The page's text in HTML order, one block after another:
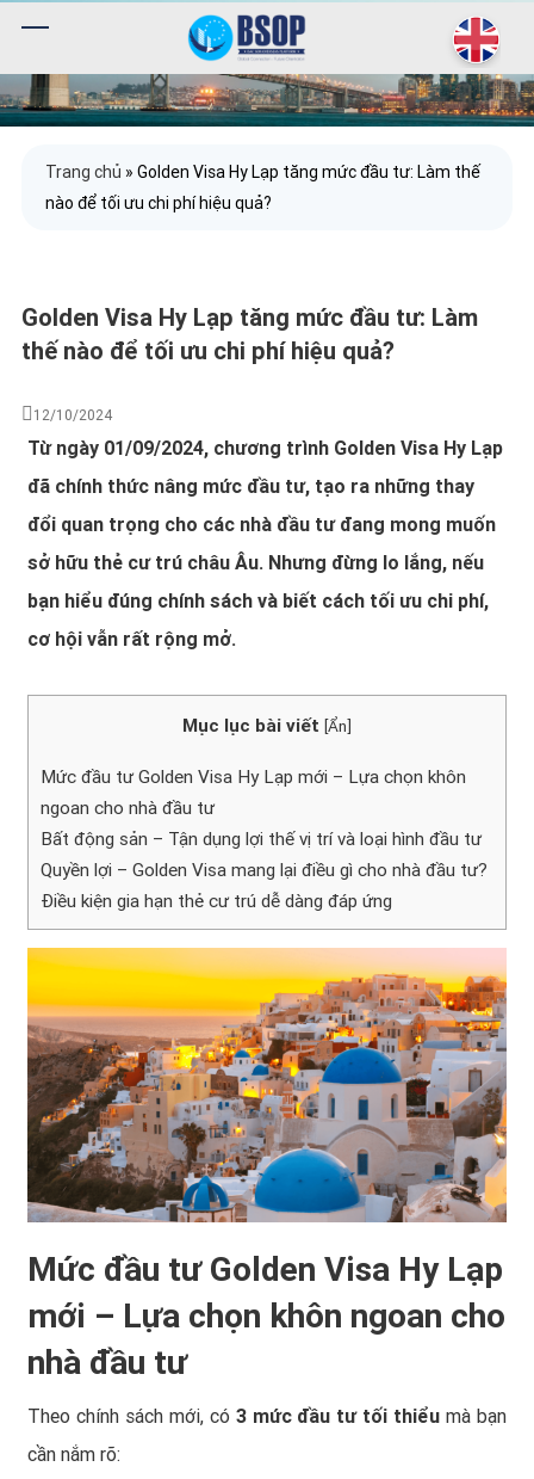
Trang chủ » Golden Visa Hy Lạp tăng mức đầu tư: Làm thế
nào để tối ưu chi phí hiệu quả?
Golden Visa Hy Lạp tăng mức đầu tư: Làm
thế nào để tối ưu chi phí hiệu quả?
12/10/2024
Từ ngày 01/09/2024, chương trình Golden Visa Hy Lạp
đã chính thức nâng mức đầu tư, tạo ra những thay
đổi quan trọng cho các nhà đầu tư đang mong muốn
sở hữu thẻ cư trú châu Âu. Nhưng đừng lo lắng, nếu
bạn hiểu đúng chính sách và biết cách tối ưu chi phí,
cơ hội vẫn rất rộng mở.
Mục lục bài viết [Ẩn]
Mức đầu tư Golden Visa Hy Lạp mới – Lựa chọn khôn
ngoan cho nhà đầu tư
Bất động sản – Tận dụng lợi thế vị trí và loại hình đầu tư
Quyền lợi – Golden Visa mang lại điều gì cho nhà đầu tư?
Điều kiện gia hạn thẻ cư trú dễ dàng đáp ứng
Mức đầu tư Golden Visa Hy Lạp
mới – Lựa chọn khôn ngoan cho
nhà đầu tư
Theo chính sách mới, có 3 mức đầu tư tối thiểu mà bạn
cần nắm rõ: